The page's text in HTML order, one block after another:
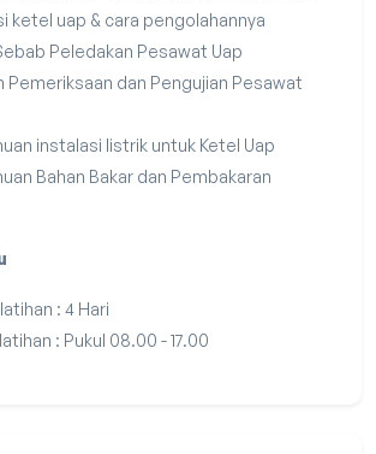
ketel uap & cara pengolahannya
Peledakan Pesawat Uap
Pemeriksaan dan Pengujian Pesawat
instalasi listrik untuk Ketel Uap
Bahan Bakar dan Pembakaran
: 4 Hari
: Pukul 08.00 - 17.00